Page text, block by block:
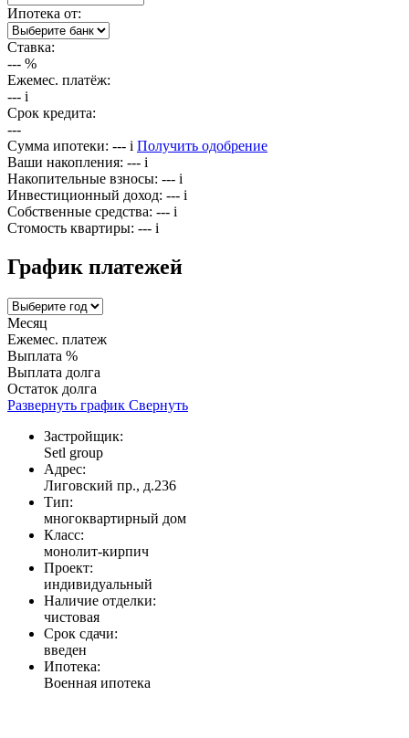
Ипотека от:
Ставка:
--- %
Ежемес. платёж:
--- i
Срок кредита:
---
Сумма ипотеки: --- i Получить одобрение
Ваши накопления: --- i
Накопительные взносы: --- i
Инвестиционный доход: --- i
Собственные средства: --- i
Стомость квартиры: --- i
График платежей
Месяц
Ежемес. платеж
Выплата %
Выплата долга
Остаток долга
Развернуть график Свернуть
Застройщик:
Setl group
Адрес:
Лиговский пр., д.236
Тип:
многоквартирный дом
Класс:
монолит-кирпич
Проект:
индивидуальный
Наличие отделки:
чистовая
Срок сдачи:
введен
Ипотека:
Военная ипотека